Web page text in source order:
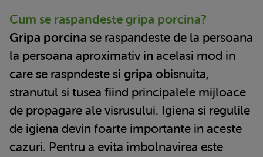
Cum se raspandeste gripa porcina?
Gripa porcina se raspandeste de la persoana
la persoana aproximativ in acelasi mod in
care se raspndeste si gripa obisnuita,
stranutul si tusea fiind principalele mijloace
de propagare ale visrusului. Igiena si regulile
de igiena devin foarte importante in aceste
cazuri. Pentru a evita imbolnavirea este